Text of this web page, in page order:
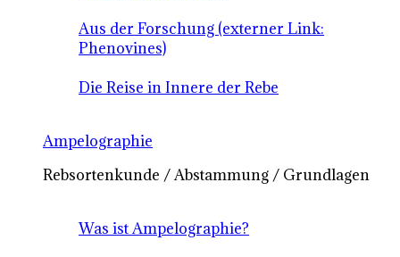
Aus der Forschung (externer Link:
Phenovines)
Die Reise in Innere der Rebe
Ampelographie
Rebsortenkunde / Abstammung / Grundlagen
Was ist Ampelographie?